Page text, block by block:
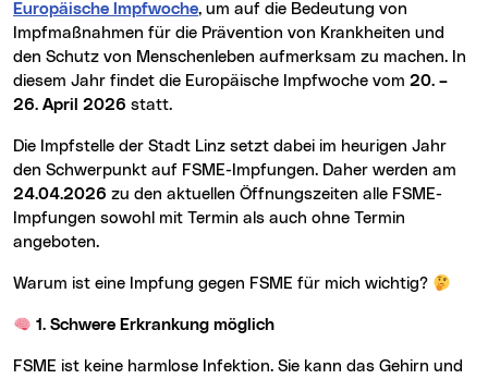
Europäische Impfwoche, um auf die Bedeutung von
Impfmaßnahmen für die Prävention von Krankheiten und
den Schutz von Menschenleben aufmerksam zu machen. In
diesem Jahr findet die Europäische Impfwoche vom 20. –
26. April 2026 statt.
Die Impfstelle der Stadt Linz setzt dabei im heurigen Jahr
den Schwerpunkt auf FSME-Impfungen. Daher werden am
24.04.2026 zu den aktuellen Öffnungszeiten alle FSME-
Impfungen sowohl mit Termin als auch ohne Termin
angeboten.
Warum ist eine Impfung gegen FSME für mich wichtig?
1. Schwere Erkrankung möglich
FSME ist keine harmlose Infektion. Sie kann das Gehirn und